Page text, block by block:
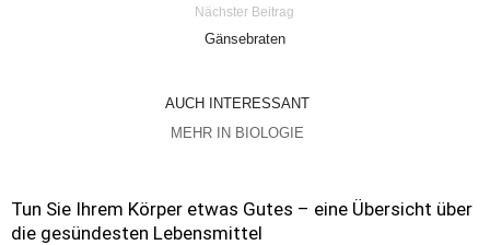
Nächster Beitrag
Gänsebraten
AUCH INTERESSANT
MEHR IN BIOLOGIE
Tun Sie Ihrem Körper etwas Gutes – eine Übersicht über
die gesündesten Lebensmittel